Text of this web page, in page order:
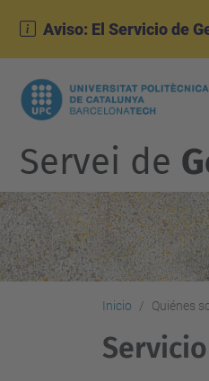
Aviso: El Servicio de
Servei de
Inicio Quiénes